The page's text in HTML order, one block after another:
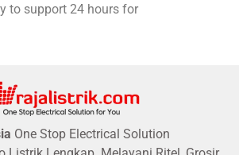
to support 24 hours for
One Stop Electrical Solution